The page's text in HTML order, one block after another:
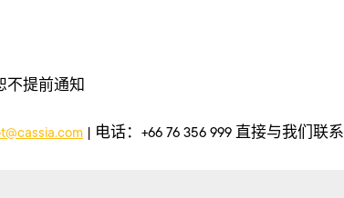
不提前通知
| 电话：+66 76 356 999 直接与我们联系